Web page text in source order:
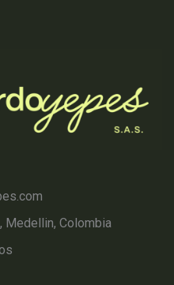
Medellin, Colombia